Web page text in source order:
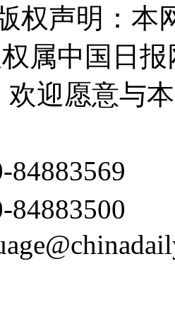
权声明：
属中国日
欢迎愿意与
84883569
84883500